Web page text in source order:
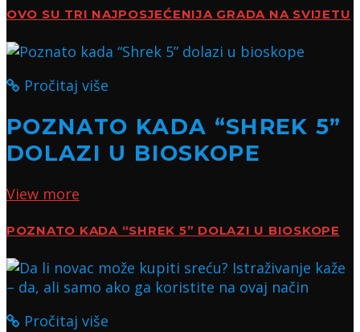
OVO SU TRI NAJPOSJEĆENIJA GRADA NA SVIJETU
Pročitaj više
POZNATO KADA “SHREK 5”
DOLAZI U BIOSKOPE
View more
POZNATO KADA “SHREK 5” DOLAZI U BIOSKOPE
Pročitaj više